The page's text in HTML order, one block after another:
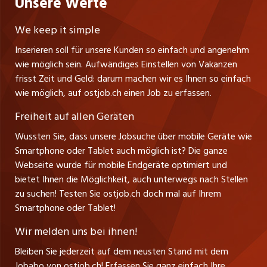
Lehrstellen
Führungspositionen
Management / Kader-Jobs
Berufsgruppen
Top-Regionen
Jobline
Stellenmeldepflicht
Schnittstelle
Impressum
zentraljob.ch
jobbasel.ch
jobbern.ch
jobmittelland.ch
jobzüri.ch
schaffu.ch (VS)
ajourjob.ch
CH Media
Fürstenlandstrasse 122
CH-9001 St. Gallen
Tel. +41 71 272 73 80
info@ostjob.ch/inserate@ostjob.ch
Henrik Jasek
Leiter ostjob.ch
Fredy Pillinger
Verkauf und Beratung
Christoph Walzl
Verkauf und Beratung
We keep it simple
Inserieren soll für unsere Kunden so einfach und angenehm
wie möglich sein. Aufwändiges Einstellen von Vakanzen
frisst Zeit und Geld: darum machen wir es Ihnen so einfach
wie möglich, auf ostjob.ch einen Job zu erfassen.
Freiheit auf allen Geräten
Wussten Sie, dass unsere Jobsuche über mobile Geräte wie
Smartphone oder Tablet auch möglich ist? Die ganze
Webseite wurde für mobile Endgeräte optimiert und
bietet Ihnen die Möglichkeit, auch unterwegs nach Stellen
zu suchen! Testen Sie ostjob.ch doch mal auf Ihrem
Smartphone oder Tablet!
Wir melden uns bei ihnen!
Bleiben Sie jederzeit auf dem neusten Stand mit dem